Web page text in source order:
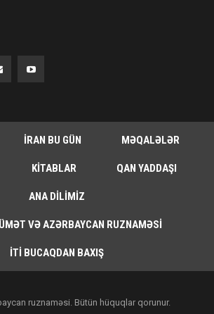
İRAN BU GÜN MƏQALƏLƏR
KITABLAR QAN YADDAŞI
ANA DILIMIZ
VƏ AZƏRBAYCAN RUZNAMƏSI
İTI BUCAQDAN BAXIŞ
ruznaməsi. Bütün hüquqlar qorunur.